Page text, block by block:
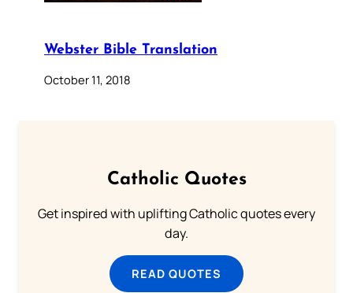
Webster Bible Translation
October 11, 2018
Catholic Quotes
Get inspired with uplifting Catholic quotes every
day.
READ QUOTES